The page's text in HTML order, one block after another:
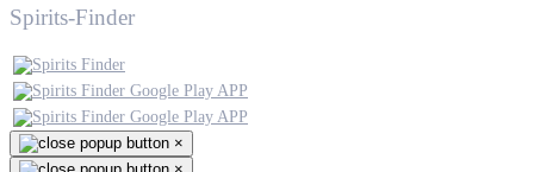
Spirits-Finder
×